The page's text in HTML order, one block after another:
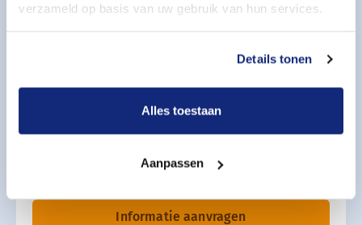
verzameld op basis van uw gebruik van hun services.
Details tonen
Alles toestaan
Aanpassen
Informatie aanvragen